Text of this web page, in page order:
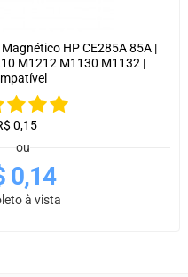
HP CE285A 85A |
M1212 M1130 M1132 |
0,15
ou
0,14
à vista